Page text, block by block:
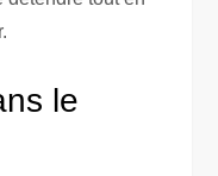
le